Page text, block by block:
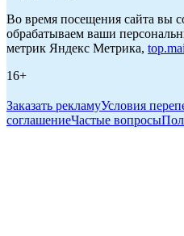
Во время посещения сайта вы
обрабатываем ваши
метрик Яндекс Метрика,
16+
Заказать рекламуУсловия
соглашениеЧастые вопросы